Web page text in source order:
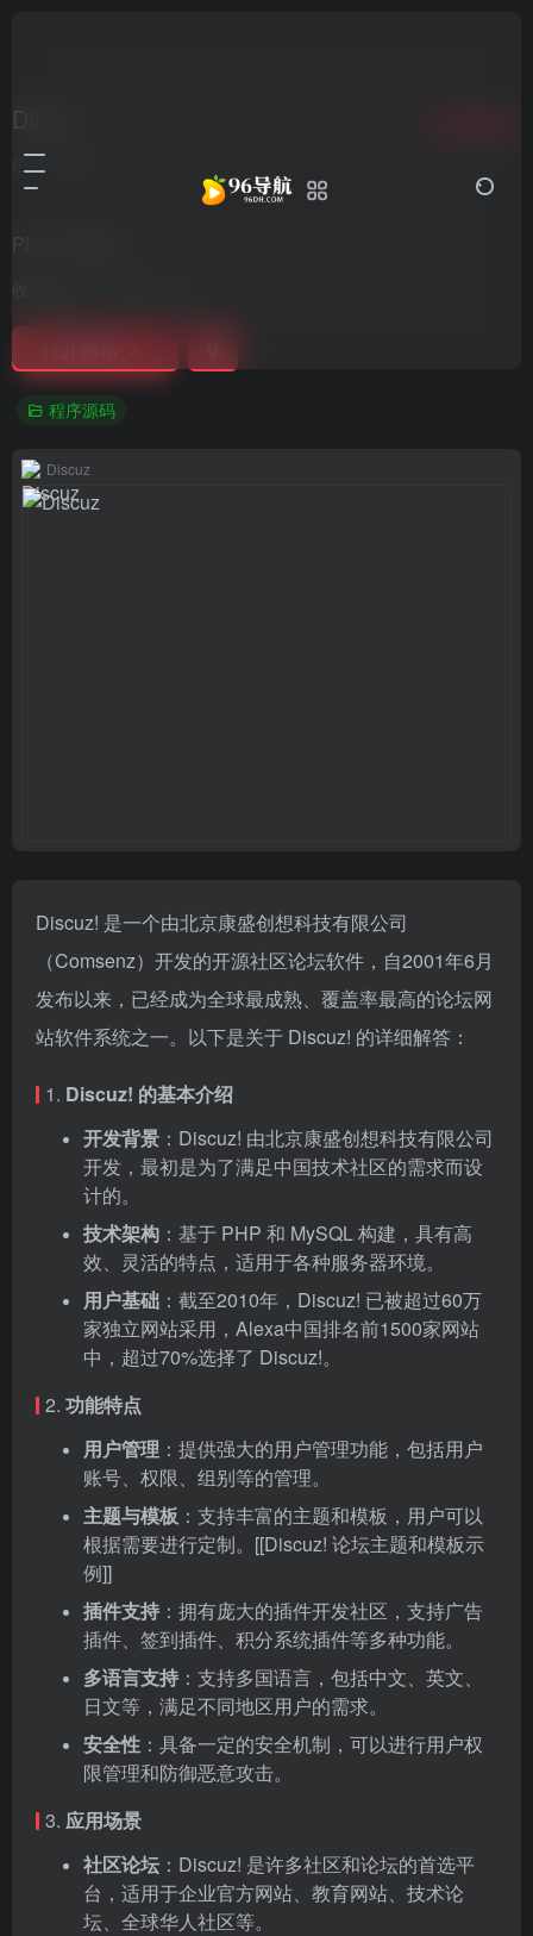
Discuz
1年前更新
PHP 开源论坛
收录时间：
程序源码
Discuz
Discuz! 是一个由北京康盛创想科技有限公司
（Comsenz）开发的开源社区论坛软件，自2001年6月
发布以来，已经成为全球最成熟、覆盖率最高的论坛网
站软件系统之一。以下是关于 Discuz! 的详细解答：
1. Discuz! 的基本介绍
开发背景 ：Discuz! 由北京康盛创想科技有限公司
开发，最初是为了满足中国技术社区的需求而设
计的。
技术架构 ：基于 PHP 和 MySQL 构建，具有高
效、灵活的特点，适用于各种服务器环境。
用户基础 ：截至2010年，Discuz! 已被超过60万
家独立网站采用，Alexa中国排名前1500家网站
中，超过70%选择了 Discuz!。
2. 功能特点
用户管理 ：提供强大的用户管理功能，包括用户
账号、权限、组别等的管理。
主题与模板 ：支持丰富的主题和模板，用户可以
根据需要进行定制。[[Discuz! 论坛主题和模板示
例]]
插件支持 ：拥有庞大的插件开发社区，支持广告
插件、签到插件、积分系统插件等多种功能。
多语言支持 ：支持多国语言，包括中文、英文、
日文等，满足不同地区用户的需求。
安全性 ：具备一定的安全机制，可以进行用户权
限管理和防御恶意攻击。
3. 应用场景
社区论坛 ：Discuz! 是许多社区和论坛的首选平
台，适用于企业官方网站、教育网站、技术论
坛、全球华人社区等。